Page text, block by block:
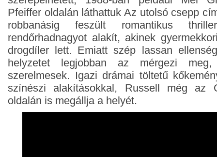
Pfeiffer oldalán láthattuk Az utolsó csepp
robbanásig feszült romantikus
rendőrhadnagyot alakít, akinek
drogdíler lett. Emiatt szép lassan
helyzetet legjobban az mérgezi
szerelmesek. Igazi drámai töltetű
színészi alakításokkal, Russell még az
oldalán is megállja a helyét.